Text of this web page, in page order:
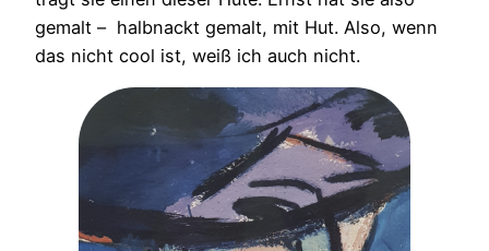
gemalt – halbnackt gemalt, mit Hut. Also, wenn
das nicht cool ist, weiß ich auch nicht.